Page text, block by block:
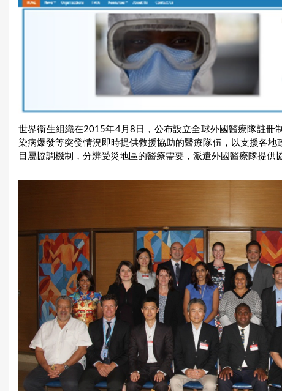
世界衞生組織在2015年4月8日，公布設立全球外國醫療隊註冊
染病爆發等突發情況即時提供救援協助的醫療隊伍，以支援各
目屬協調機制，分辨受災地區的醫療需要，派遣外國醫療隊提供